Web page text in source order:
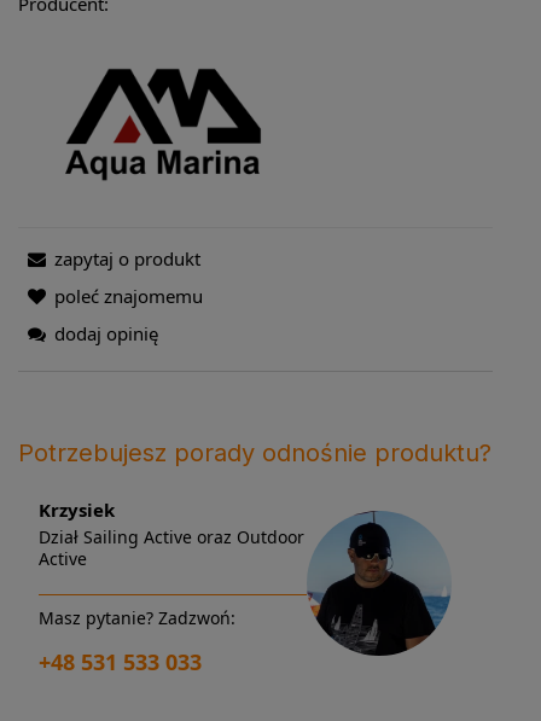
zapytaj o produkt
poleć znajomemu
dodaj opinię
Potrzebujesz porady odnośnie produktu?
Krzysiek
Dział Sailing Active oraz Outdoor
Active
Masz pytanie? Zadzwoń:
+48 531 533 033